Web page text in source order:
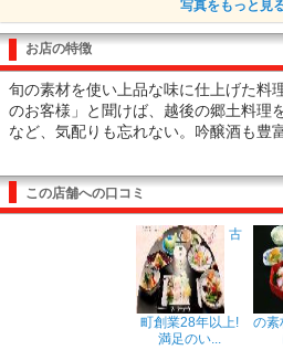
写真をもっと見
お店の特徴
旬の素材を使い上品な味に仕上げた料
のお客様」と聞けば、越後の郷土料理
など、気配りも忘れない。吟醸酒も豊
この店舗への口コミ
古
町創業28年以上!
満足のい...
の素